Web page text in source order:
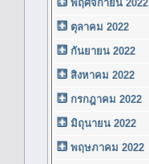
พฤศจิกายน 2022
ตุลาคม 2022
กันยายน 2022
สิงหาคม 2022
กรกฎาคม 2022
มิถุนายน 2022
พฤษภาคม 2022